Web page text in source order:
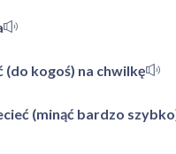
(do kogoś) na chwilkę
(minąć bardzo